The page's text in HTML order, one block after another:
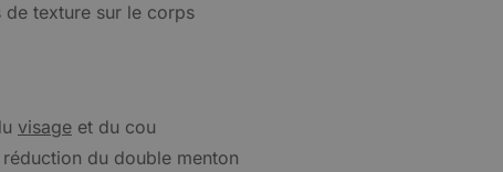
de texture sur le corps
visage et du cou
du double menton